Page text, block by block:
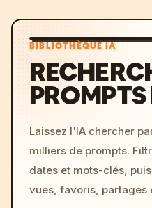
BIBLIOTHÈQUE IA
Laissez l'IA chercher
milliers de prompts.
dates et mots-clés,
vues, favoris, partages